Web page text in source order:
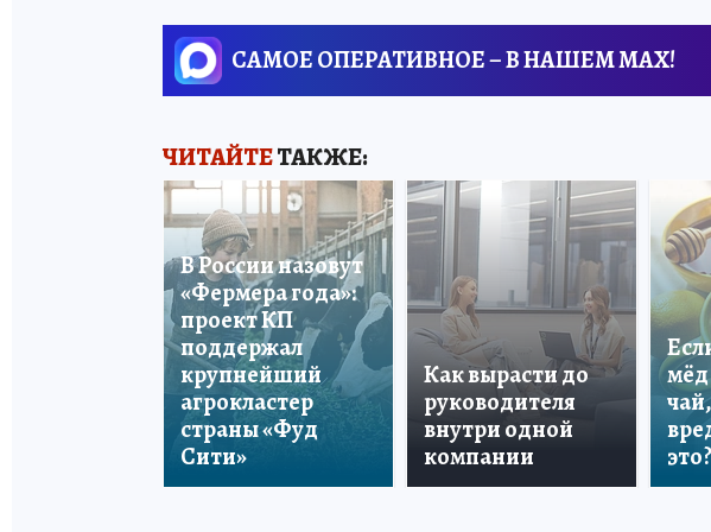
САМОЕ ОПЕРАТИВНОЕ – В НАШЕМ MAX!
ЧИТАЙТЕТАКЖЕ:
В России назовут
«Фермера года»:
проект КП
поддержал
крупнейший
агрокластер
страны «Фуд
Сити»
Как вырасти до
руководителя
внутри одной
компании
мёд
это?